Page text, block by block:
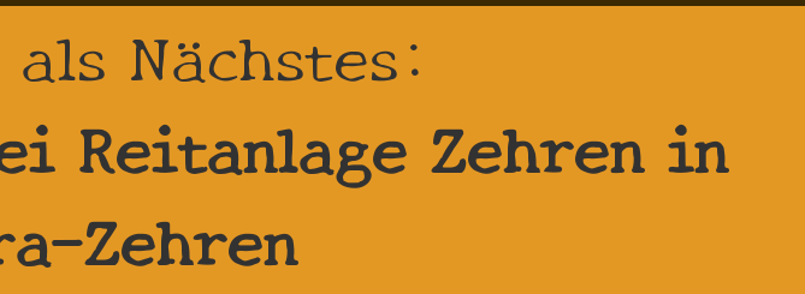
Nächstes:
Reitanlage Zehren in
Zehren